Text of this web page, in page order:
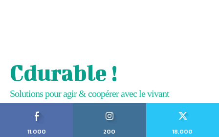
Cdurable !
Solutions pour agir & coopérer avec le vivant
11,000
200
18,000